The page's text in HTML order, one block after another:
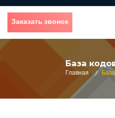
Заказать звонок
База
Главная /